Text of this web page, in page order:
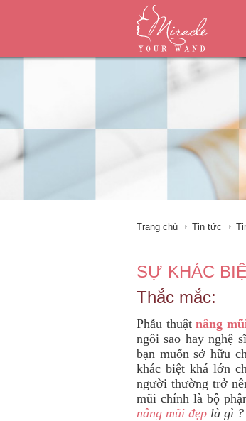
Trang chủ Tin tức
SỰ KHÁC
Thắc mắc:
Phẫu thuậtnâng
ngôi sao hay nghệ
bạn muốn sở hữu
khác biệt khá lớn
người thường trở
mũi chính là bộ
nâng mũi đẹp là gì ?